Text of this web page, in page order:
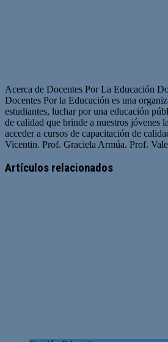
Acerca de Docentes Por La Educación
Docentes Por la Educación es una
estudiantes, luchar por una educación
de calidad que brinde a nuestros jóvenes
acceder a cursos de capacitación de
Vicentin. Prof. Graciela Armúa. Prof.
Artículos relacionados